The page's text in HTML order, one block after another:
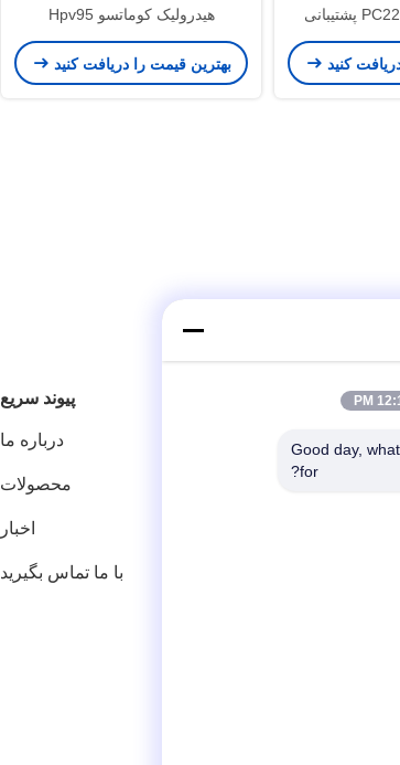
بیل مکانیکی PC220-7 پشتیبانی
پمپ اصلی
کنید
هیدرولیک کوماتسو Hpv95
Excavator Pc200-6 Pc200-7
بهترین قیمت را دریافت کنید
پيوند سريع
درباره ما
محصولات
اخبار
با ما تماس بگیرید
12:12
Good day,
for?